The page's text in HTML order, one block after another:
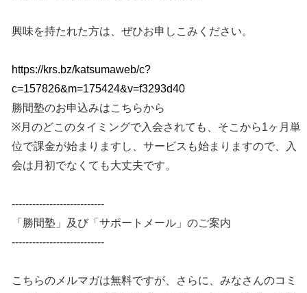
興味を持たれた方は、ぜひお申しこみください。
https://krs.bz/katsumaweb/c?
c=157826&m=175424&v=f3293d40
勝間塾のお申込みはこちらから
※月のどこのタイミングで入会されても、そこから1ヶ月単
位で課金が始まりますし、サービスも始まりますので、入
会は月初でなくても大丈夫です。
---------------------------
「勝間塾」及び「サポートメール」のご案内
---------------------------
こちらのメルマガは無料ですが、さらに、みなさんのコミ